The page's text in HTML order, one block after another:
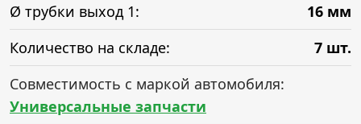
Ø трубки выход 1:
16 мм
Количество на складе:
7 шт.
Совместимость с маркой автомобиля:
Универсальные запчасти